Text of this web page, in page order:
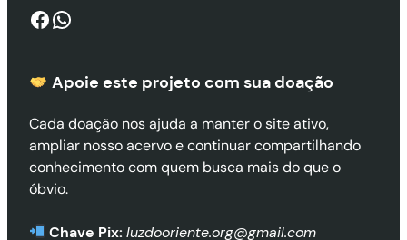
Facebook WhatsApp
Apoie este projeto com sua doação
Cada doação nos ajuda a manter o site ativo,
ampliar nosso acervo e continuar compartilhando
conhecimento com quem busca mais do que o
óbvio.
Chave Pix: luzdooriente.org@gmail.com